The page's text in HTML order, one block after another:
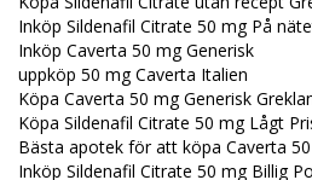
Inköp Sildenafil Citrate 50 mg På
Inköp Caverta 50 mg Generisk
uppköp 50 mg Caverta Italien
Köpa Caverta 50 mg Generisk
Köpa Sildenafil Citrate 50 mg Lågt
Bästa apotek för att köpa Caverta
Inköp Sildenafil Citrate 50 mg Billig